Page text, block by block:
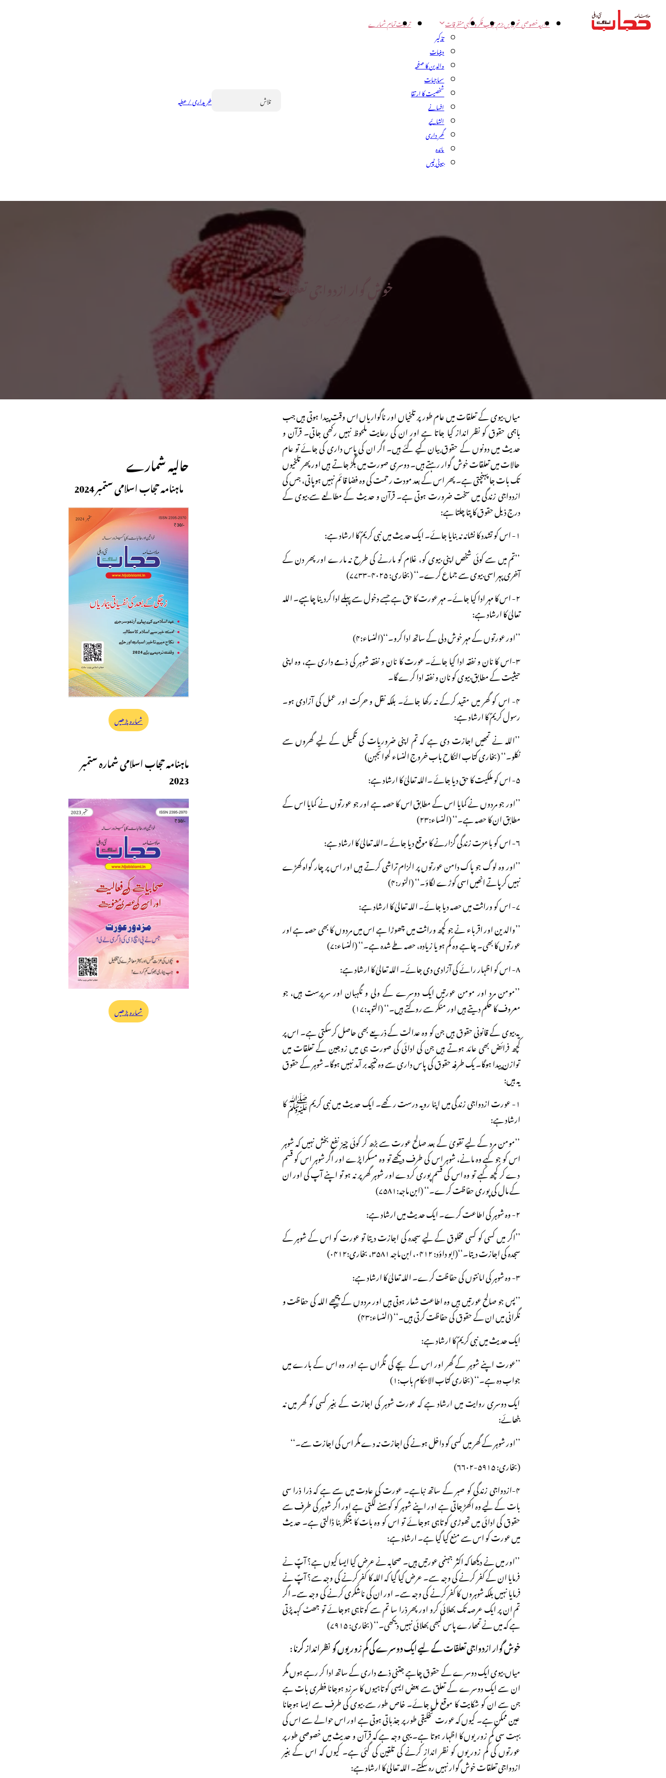
اداریہخصوصی تحریریںبزم حجابفکر و آگہیمتفرقات
تذکیر
دینیات
والدین کا صفحہ
سماجیات
شخصیت کا ارتقا
افسانے
انشائیے
گھر داری
مائدہ
بیوٹی ٹپس
تربیتتمام شمارے
Search خریداری / عطیہ
خوش گوار ازدواجی تعلقات
محمد جرجیس کریمی
میاں بیوی کے تعلقات میں عام طور پر تلخیاں اور ناگواریاں اس وقت پیدا ہوتی ہیں جب
باہمی حقوق کو نظر انداز کیا جاتا ہے اور ان کی رعایت ملحوظ نہیں رکھی جاتی۔ قرآن و
حدیث میں دونوں کے حقوق بیان کیے گئے ہیں۔ اگر ان کی پاس داری کی جائے تو عام
حالات میں تعلقات خوش گوار رہتے ہیں۔ دوسری صورت میں بگڑ جاتے ہیں اور پھر تلخیوں
تک بات جا پہنچتی ہے۔ پھر اس کے بعد مودت رحمت کی وہ فضا قائم نہیں ہوپاتی، جس کی
ازدواجی زندگی میں سخت ضرورت ہوتی ہے۔ قرآن و حدیث کے مطالعے سے بیوی کے
درج ذیل حقوق کا پتا چلتا ہے:
۱- اس کو تشدد کا نشانہ نہ بنایا جائے۔ ایک حدیث میں نبی کریمؐ کا ارشاد ہے:
’’تم میں سے کوئی شخص اپنی بیوی کو، غلام کو مارنے کی طرح نہ مارے اور پھر دن کے
آخری پہر اسی بیوی سے جماع کرے۔‘‘ (بخاری: ۴۰۲۵-۷۷۳۳)
۲- اس کا مہر ادا کیا جائے۔ مہر عورت کا حق ہے جسے دخول سے پہلے ادا کردینا چاہیے۔ اللہ
تعالیٰ کا ارشاد ہے:
’’اور عورتوں کے مہر خوش دلی کے ساتھ ادا کرو۔‘‘(النساء:۴)
۳-اس کا نان و نفقہ ادا کیا جائے۔ عورت کا نان و نفقہ شوہر کی ذمے داری ہے، وہ اپنی
حیثیت کے مطابق بیوی کو نان و نفقہ ادا کرے گا۔
۴- اس کو گھر میں مقید کرکے نہ رکھا جائے۔ بلکہ نقل و حرکت اور عمل کی آزادی ہو۔
رسول کریمؐ کا ارشاد ہے:
’’اللہ نے تمھیں اجازت دی ہے کہ تم اپنی ضروریات کی تکمیل کے لیے گھروں سے
نکلو۔‘‘ (بخاری کتاب النکاح باب خروج النساء لحوائجہن)
۵- اس کو ملکیت کا حق دیا جائے ۔اللہ تعالیٰ کا ارشاد ہے:
’’اور جو مردوں نے کمایا اس کے مطابق اس کا حصہ ہے اور جو عورتوں نے کمایا اس کے
مطابق ان کا حصہ ہے۔‘‘ (النساء:۲۳)
۶- اس کو باعزت زندگی گزارنے کا موقع دیا جائے ۔اللہ تعالیٰ کا ارشاد ہے:
’’اور وہ لوگ جو پاک دامن عورتوں پر الزام تراشی کرتے ہیں اور اس پر چار گواہ کھڑے
نہیں کرپاتے انھیں اسی کوڑے لگاؤ۔‘‘ (النور:۴)
۷- اس کو وراثت میں حصہ دیا جائے۔ اللہ تعالیٰ کا ارشاد ہے:
’’والدین اور اقرباء نے جو کچھ وراثت میں چھوڑا ہے اس میں مردوں کا بھی حصہ ہے اور
عورتوں کا بھی۔ چاہے وہ کم ہو یا زیادہ، حصہ طے شدہ ہے۔‘‘ (النساء:۷)
۸- اس کو اظہار رائے کی آزادی دی جائے۔ اللہ تعالیٰ کا ارشاد ہے:
’’مومن مرد اور مومن عورتیں ایک دوسرے کے ولی و نگہبان اور سرپرست ہیں، جو
معروف کا حکم دیتے ہیں اور منکر سے روکتے ہیں۔‘‘ (التوبہ:۱۷)
یہ بیوی کے قانونی حقوق ہیں جن کو وہ عدالت کے ذریعے بھی حاصل کرسکتی ہے۔ اس پر
کچھ فرائض بھی عائد ہوتے ہیں جن کی ادائی کی صورت ہی میں زوجین کے تعلقات میں
توازن پیدا ہوگا۔ یک طرفہ حقوق کی پاس داری سے وہ نتیجہ بر آمد نہیں ہوگا۔ شوہر کے حقوق
یہ ہیں:
۱- عورت ازدواجی زندگی میں اپنا رویہ درست رکھے۔ ایک حدیث میں نبی کریم ﷺ کا
ارشاد ہے:
’’مومن مرد کے لیے تقویٰ کے بعد صالح عورت سے بڑھ کر کوئی چیز نفع بخش نہیں کہ شوہر
اس کو جو کہے وہ مانے، شوہر اس کی طرف دیکھے تو وہ مسکرا پڑے اور اگر شوہر اس کو قسم
دے کر کچھ کہے تو وہ اس کی قسم پوری کردے اور شوہر گھر پر نہ ہو تو اپنے آپ کی اور ان
کے مال کی پوری حفاظت کرے۔‘‘ (ابن ماجہ:۷۵۸۱)
۲- وہ شوہر کی اطاعت کرے۔ ایک حدیث میں ارشاد ہے:
’’اگر میں کسی کو کسی مخلوق کے لیے سجدہ کی اجازت دیتا تو عورت کو اس کے شوہر کے
سجدہ کی اجازت دیتا۔‘‘(ابو داؤد: ۰۴۱۲، ابن ماجہ ۳۵۸۱، بخاری:۰۴۱۲)
۳- وہ شوہر کی امانتوں کی حفاظت کرے۔ اللہ تعالیٰ کا ارشاد ہے:
’’پس جو صالح عورتیں ہیں وہ اطاعت شعار ہوتی ہیں اور مردوں کے پیچھے اللہ کی حفاظت و
نگرانی میں ان کے حقوق کی حفاظت کرتی ہیں۔‘‘ (النساء:۴۳)
ایک حدیث میں نبی کریمؐ کا ارشاد ہے:
’’عورت اپنے شوہر کے گھر اور اس کے بچے کی نگراں ہے اور وہ اس کے بارے میں
جواب دہ ہے۔‘‘ (بخاری کتاب الاحکام باب:۱)
ایک دوسری روایت میں ارشاد ہے کہ عورت شوہر کی اجازت کے بغیر کسی کو گھر میں نہ
بٹھائے:
’’اور شوہر کے گھر میں کسی کو داخل ہونے کی اجازت نہ دے مگر اس کی اجازت سے۔‘‘
(بخاری: ۵۹۱۵-۶۶۰۲)
۴-ازدواجی زندگی کو صبر کے ساتھ نباہے۔ عورت کی عادت میں سے ہے کہ ذرا ذرا سی
بات کے لیے وہ اکھڑ جاتی ہے اور اپنے شوہر کو کوسنے لگتی ہے اور اگر شوہر کی طرف سے
حقوق کی ادائی میں تھوڑی کوتاہی ہوجائے تو اس کو وہ بات کا بتنگڑ بنا ڈالتی ہے۔ حدیث
میں عورت کو اس سے منع کیا گیا ہے۔ ارشاد ہے:
’’اور میں نے دیکھا کہ اکثر جہنمی عورتیں ہیں۔ صحابہ نے عرض کیا ایسا کیوں ہے؟ آپؐ نے
فرمایا ان کے کفر کرنے کی وجہ سے۔ عرض کیا گیا کہ اللہ کا کفر کرنے کی وجہ سے؟ آپؐ نے
فرمایا نہیں بلکہ شوہروں کا کفر کرنے کی وجہ سے۔ اور ان کی ناشکری کرنے کی وجہ سے۔ اگر
تم ان پر ایک عرصہ تک بھلائی کرو اور پھر ذرا سا تم سے کوتاہی ہوجائے تو جھٹ کہہ پڑتی
ہے کہ میں نے تمھارے پاس کبھی بھلائی نہیں دیکھی۔‘‘ (بخاری: ۷۹۱۵)
خوش گوار ازدواجی تعلقات کے لیے ایک دوسرے کی کم زوریوں کو نظر انداز کرنا :
میاں بیوی ایک دوسرے کے حقوق چاہے جتنی ذمے داری کے ساتھ ادا کر رہے ہوں مگر
ان سے ایک دوسرے کے تعلق سے بعض ایسی کوتاہیوں کا سرزد ہوجانا فطری بات ہے
جن سے ان کو شکایت کا موقع مل جائے۔ خاص طور سے بیوی کی طرف سے ایسا ہوجانا
عین ممکن ہے۔ کیوں کہ عورت تخلیقی طور پر جذباتی ہوتی ہے اور اس حوالے سے اس کی
بہت سی کم زوریوں کا اظہار ہوتا ہے۔ یہی وجہ ہے کہ قرآن و حدیث میں خصوصی طور پر
عورتوں کی کم زوریوں کو نظر انداز کرنے کی تلقین کی گئی ہے۔ کیوں کہ اس کے بغیر
ازدواجی تعلقات خوش گوار نہیں رہ سکتے۔ اللہ تعالیٰ کا ارشاد ہے:
حالیہ شمارے
ماہنامہ حجاب اسلامی ستمبر 2024
شمارہ پڑھیں
ماہنامہ حجاب اسلامی شمارہ ستمبر
2023
شمارہ پڑھیں